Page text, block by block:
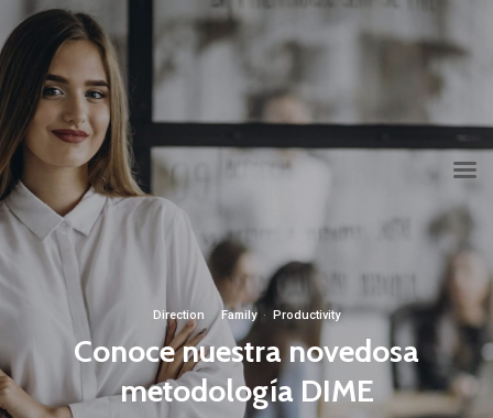
info@grupoconsultoria.com.co
(+57) 316 344 0773
Lunes a viernes de 8:00 a.m. a 6:00 p.m.
Direction · Family· Productivity
Conoce nuestra novedosa
metodología DIME